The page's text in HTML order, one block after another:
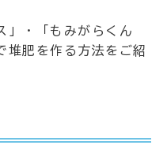
」・「もみがらくん
堆肥を作る方法をご紹